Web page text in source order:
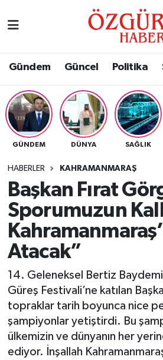
Gündem Güncel Politika
GÜNDEM DÜNYA SAĞLIK
HABERLER KAHRAMANMARAŞ
Başkan Fırat
Sporumuzun
Atacak”
14. Geleneksel Bertiz
Güreş Festivali’ne katılan
topraklar tarih boyunca nice
şampiyonlar yetiştirdi. Bu
ülkemizin ve dünyanın her
ediyor. İnşallah
Eğitim
Ekonomi
Güncel
Gündem
Magazin
Politika
Sağlık
Spor
Tarih - Kültür - Sanat -
Nöbetçi Eczaneler
Namaz Vakitleri
Trafik Durumu
Süper Lig Puan Durumu ve
Tüm Manşetler
Son Dakika Haberleri
Haber Arşivi